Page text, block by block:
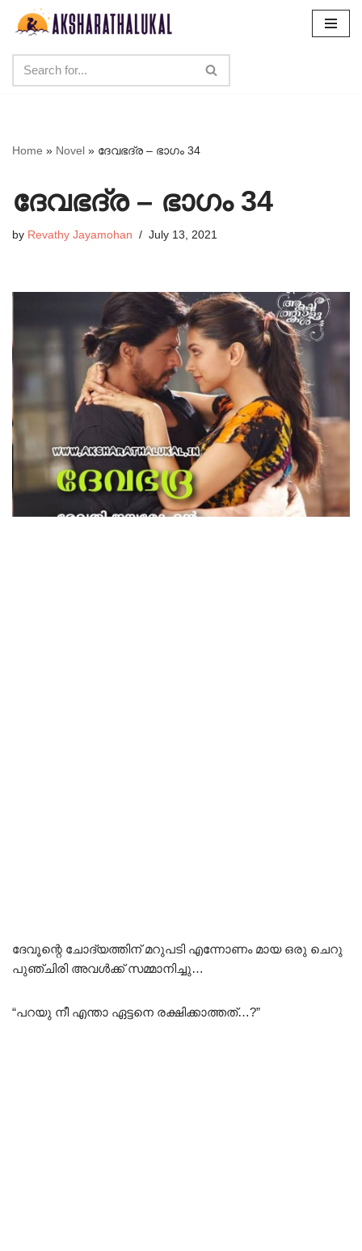
content
Home » Novel » ദേവഭദ്ര – ഭാഗം 34
ദേവഭദ്ര – ഭാഗം 34
by Revathy Jayamohan July 13, 2021
ദേവൂന്റെ ചോദ്യത്തിന് മറുപടി എന്നോണം മായ ഒരു ചെറു
പുഞ്ചിരി അവൾക്ക് സമ്മാനിച്ചു…
“പറയു നീ എന്താ ഏട്ടനെ രക്ഷിക്കാത്തത്…?”